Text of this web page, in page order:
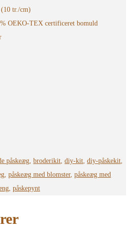
tr./cm)
OEKO-TEX certificeret bomuld
påskeæg broderikit diy-kit diy-påskekit
påskeæg med blomster, påskeæg med
påskepynt